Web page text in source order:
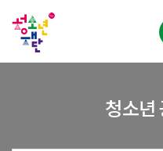
청소년